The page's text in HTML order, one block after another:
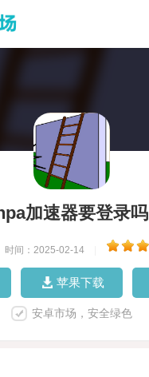
加速器要登录吗
时间：2025-02-14
苹果下载
安卓市场，安全绿色